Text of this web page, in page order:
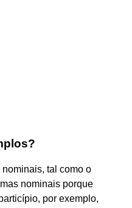
tal como o
nominais porque
por exemplo,